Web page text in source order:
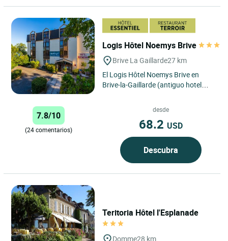
Logis Hôtel Noemys Brive
Brive La Gaillarde27 km
El Logis Hôtel Noemys Brive en
Brive-la-Gaillarde (antiguo hotel
ideal. Situado en las...
7.8/10
(24 comentarios)
desde
68.2 USD
Descubra
Teritoria Hôtel l'Esplanade
Domme28 km